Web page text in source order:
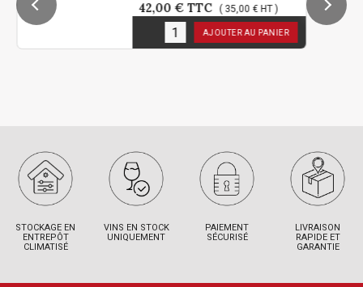
TTC ( 35,00 € HT )
AJOUTER AU PANIER
STOCKAGE EN
ENTREPÔT
CLIMATISÉ
VINS EN STOCK
UNIQUEMENT
PAIEMENT
SÉCURISÉ
LIVRAISON
RAPIDE ET
GARANTIE